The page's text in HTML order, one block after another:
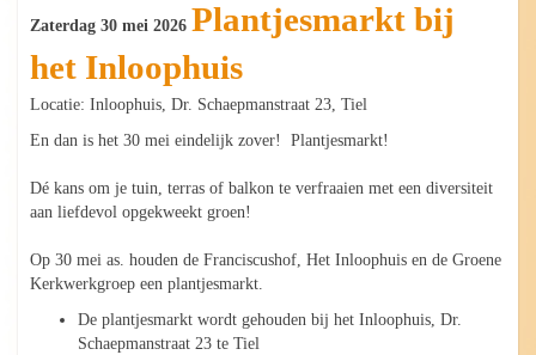
Zaterdag 30 mei 2026Plantjesmarkt bij
het Inloophuis
Locatie: Inloophuis, Dr. Schaepmanstraat 23, Tiel
En dan is het 30 mei eindelijk zover! Plantjesmarkt!
Dé kans om je tuin, terras of balkon te verfraaien met een diversiteit
aan liefdevol opgekweekt groen!
Op 30 mei as. houden de Franciscushof, Het Inloophuis en de Groene
Kerkwerkgroep een plantjesmarkt.
De plantjesmarkt wordt gehouden bij het Inloophuis, Dr.
Schaepmanstraat 23 te Tiel